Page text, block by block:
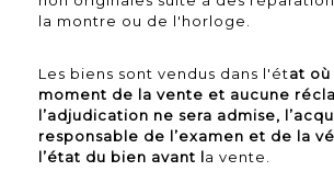
la montre ou de l'horloge.
Les biens sont vendus dans l'état où
moment de la vente et aucune
l’adjudication ne sera admise,
responsable de l’examen et de la
l’état du bien avant la vente.